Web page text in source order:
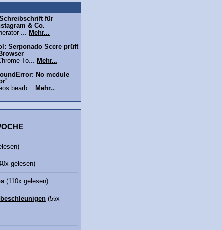
für
& Co.
... Mehr...
Serponado Score prüft
To... Mehr...
No module
bearb... Mehr...
gelesen)
(110x gelesen)
(55x